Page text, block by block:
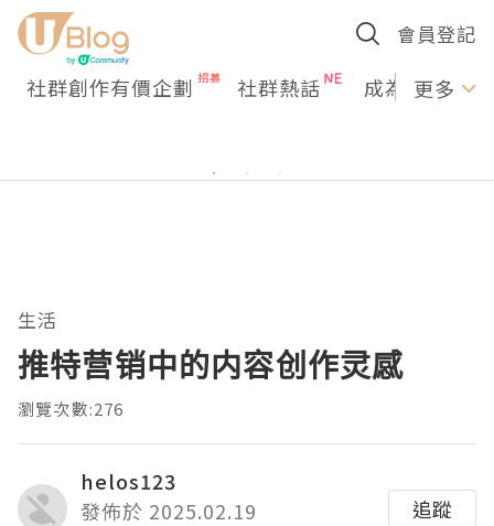
會員登記
社群創作有價企劃 社群熱話 成為U更多
生活
推特营销中的内容创作灵感
瀏覽次數:276
helos123
發佈於 2025.02.19
追蹤